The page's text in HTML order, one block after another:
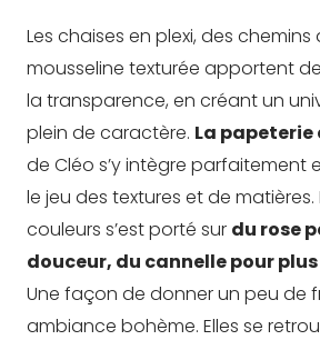
Les chaises en plexi, des
mousseline texturée apportent
la transparence, en créant un
plein de caractère. La papeterie
de Cléo s’y intègre parfaitement
le jeu des textures et de matières.
couleurs s’est porté sur du rose
douceur, du cannelle pour
Une façon de donner un peu de
ambiance bohème. Elles se